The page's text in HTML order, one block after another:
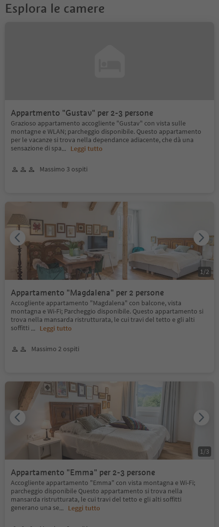
Esplora le camere
Appartmento "Gustav" per 2-3 persone
Grazioso appartamento accogliente "Gustav" con vista sulle
montagne e WLAN; parcheggio disponibile. Questo appartamento
per le vacanze si trova nella dependance adiacente, che dà una
sensazione di spa... Leggi tutto
Massimo 3 ospiti
Appartamento "Magdalena" per 2 persone
Accogliente appartamento "Magdalena" con balcone, vista
montagna e Wi-Fi; Parcheggio disponibile. Questo appartamento si
trova nella mansarda ristrutturata, le cui travi del tetto e gli alti
soffitti ... Leggi tutto
Massimo 2 ospiti
1/2
Appartamento "Emma" per 2-3 persone
Accogliente appartamento "Emma" con vista montagna e Wi-Fi;
parcheggio disponibile Questo appartamento si trova nella
mansarda ristrutturata, le cui travi del tetto e gli alti soffitti
generano una se... Leggi tutto
1/3